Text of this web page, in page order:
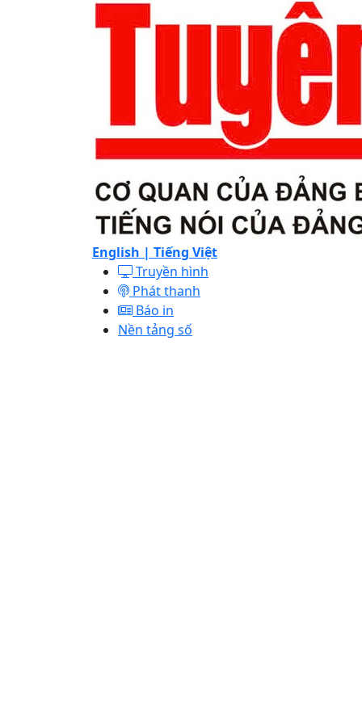
English | Tiếng Việt
Truyền hình
Phát thanh
Báo in
Nền tảng số